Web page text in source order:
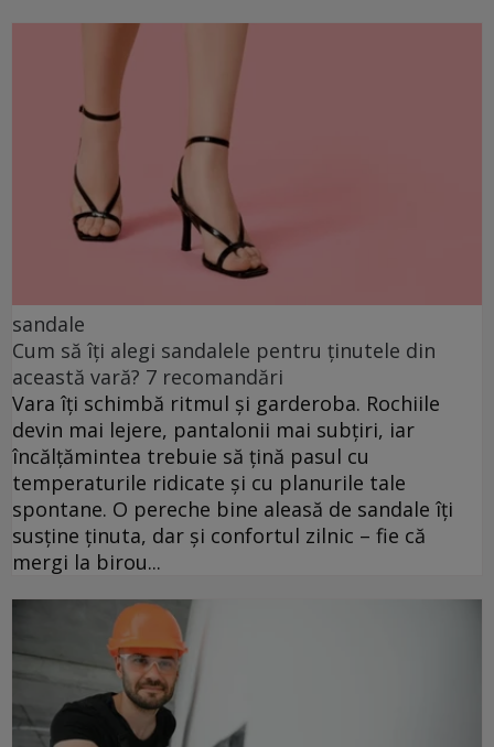
sandale
Cum să îți alegi sandalele pentru ținutele din
această vară? 7 recomandări
Vara îți schimbă ritmul și garderoba. Rochiile
devin mai lejere, pantalonii mai subțiri, iar
încălțămintea trebuie să țină pasul cu
temperaturile ridicate și cu planurile tale
spontane. O pereche bine aleasă de sandale îți
susține ținuta, dar și confortul zilnic – fie că
mergi la birou...